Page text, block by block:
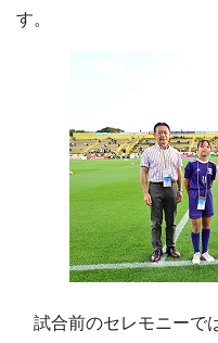
す。
試合前のセレモニーで